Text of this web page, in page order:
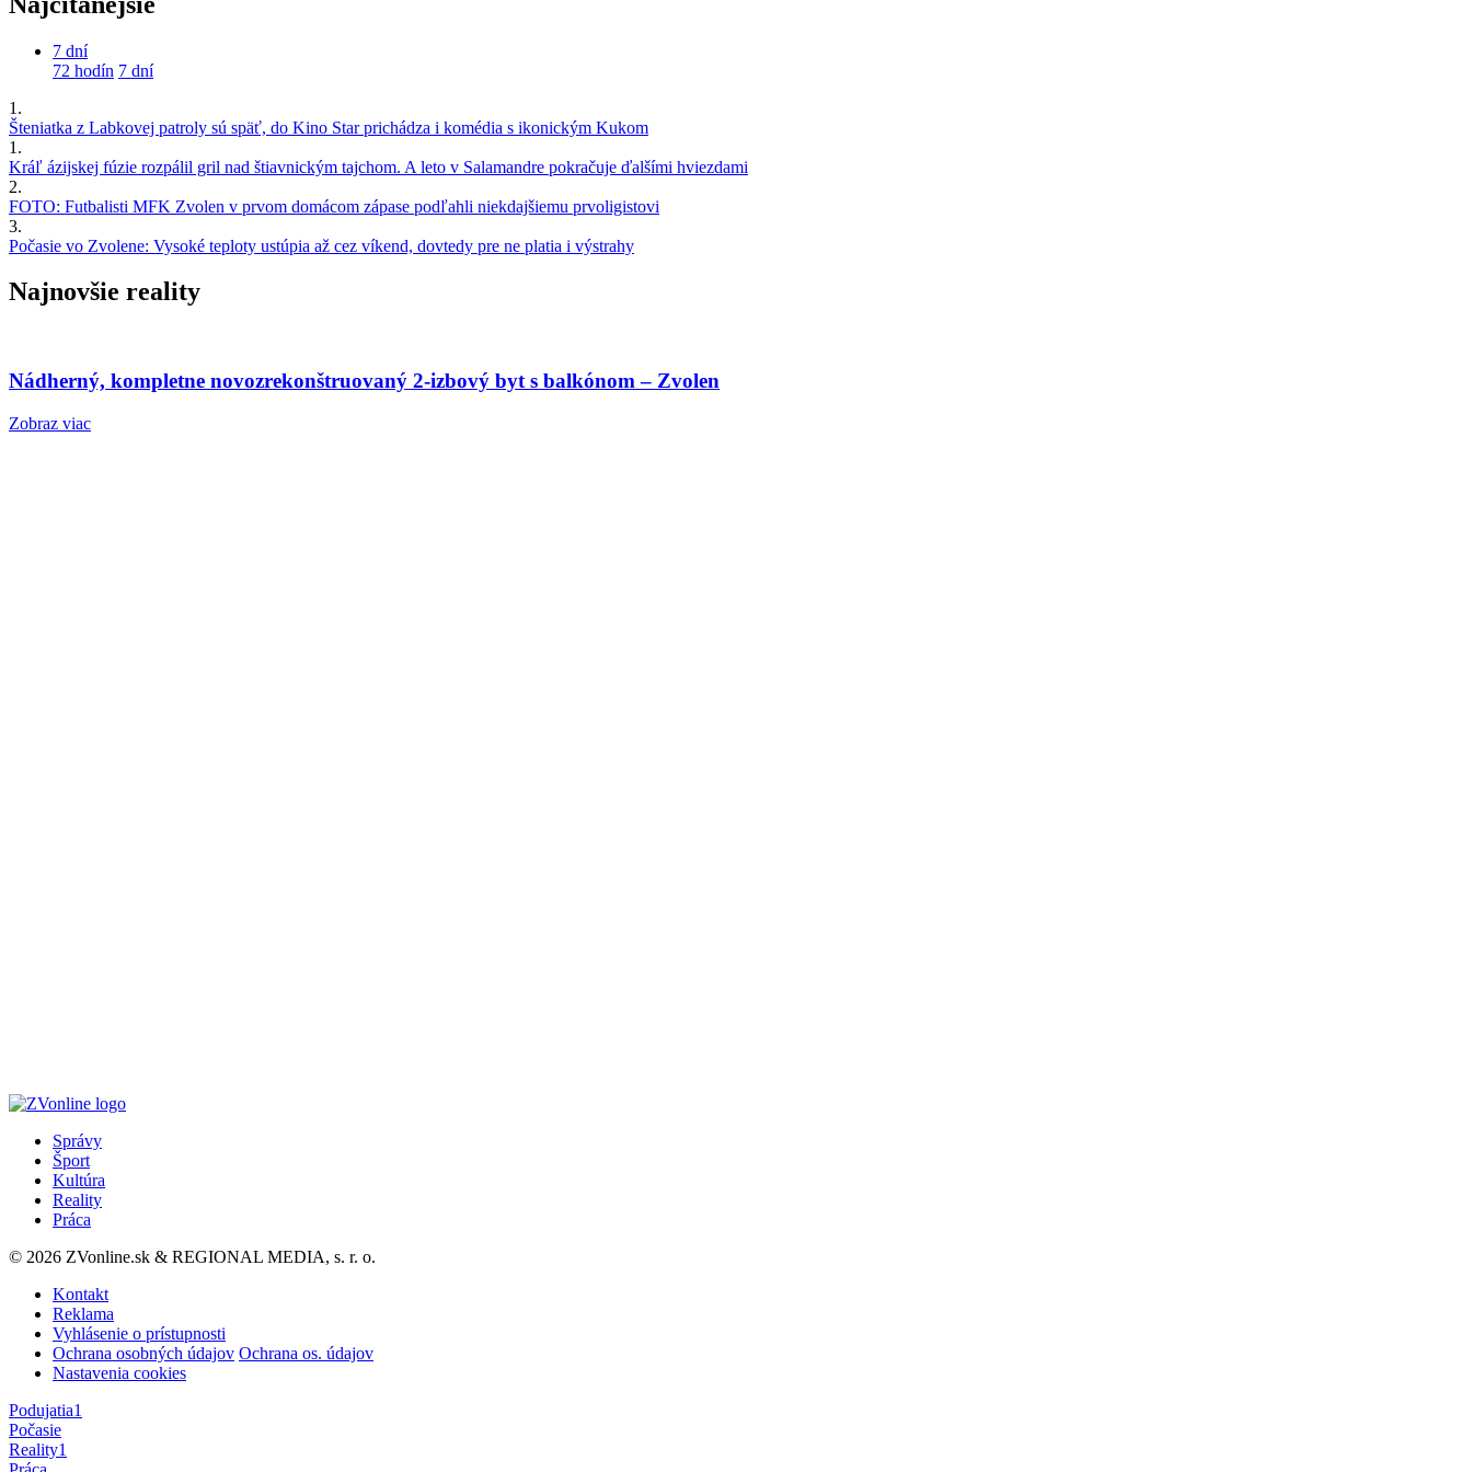
7 dní
72 hodín 7 dní
1.
Šteniatka z Labkovej patroly sú späť, do Kino Star prichádza i komédia s ikonickým Kukom
1.
Kráľ ázijskej fúzie rozpálil gril nad štiavnickým tajchom. A leto v Salamandre pokračuje ďalšími hviezdami
2.
FOTO: Futbalisti MFK Zvolen v prvom domácom zápase podľahli niekdajšiemu prvoligistovi
3.
Počasie vo Zvolene: Vysoké teploty ustúpia až cez víkend, dovtedy pre ne platia i výstrahy
Najnovšie reality
Nádherný, kompletne novozrekonštruovaný 2-izbový byt s balkónom – Zvolen
Zobraz viac
Správy
Šport
Kultúra
Reality
Práca
© 2026 ZVonline.sk & REGIONAL MEDIA, s. r. o.
Kontakt
Reklama
Vyhlásenie o prístupnosti
Ochrana osobných údajov Ochrana os. údajov
Nastavenia cookies
Podujatia1
Počasie
Reality1